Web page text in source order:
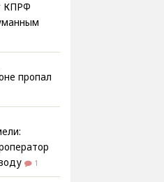
КПРФ
пропал
1